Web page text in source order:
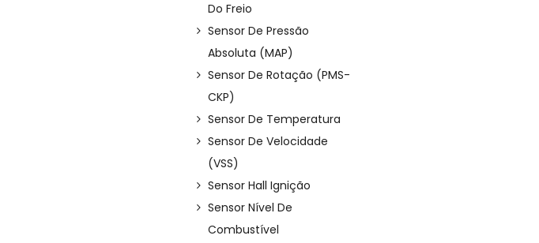
Do Freio
Sensor De Pressão
Absoluta (MAP)
Sensor De Rotação (PMS-
CKP)
Sensor De Temperatura
Sensor De Velocidade
(VSS)
Sensor Hall Ignição
Sensor Nível De
Combustível